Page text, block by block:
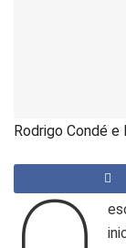
Rodrigo Condé e